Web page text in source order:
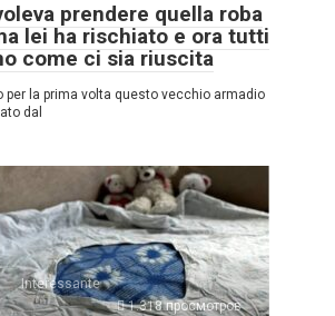
prendere quella roba
lei ha rischiato e ora tutti
come ci sia riuscita
per la prima volta questo vecchio armadio
dal
Interessante
1.318 просмотров